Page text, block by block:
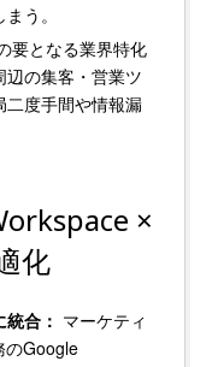
う。
要となる業界特化
の集客・営業ツ
二度手間や情報漏
×
化
合： マーケティ
のGoogle